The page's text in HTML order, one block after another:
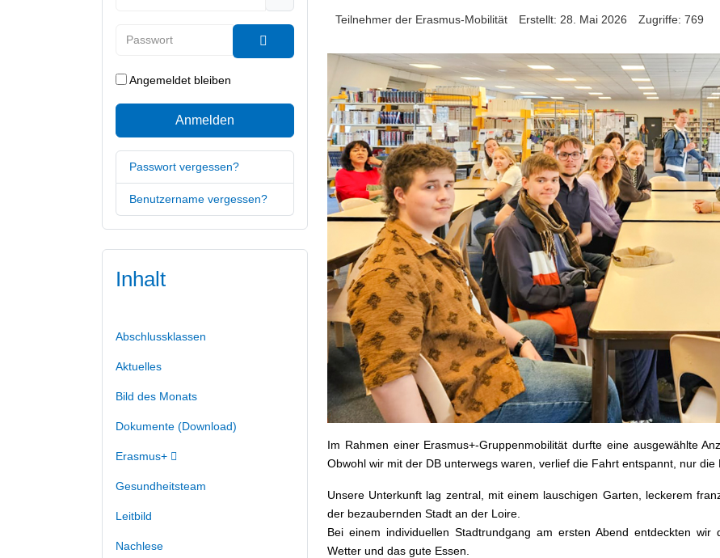
Passwort anzeigen
Angemeldet bleiben
Anmelden
Passwort vergessen?
Benutzername vergessen?
Inhalt
Abschlussklassen
Aktuelles
Bild des Monats
Dokumente (Download)
Erasmus+
Gesundheitsteam
Leitbild
Nachlese
Teilnehmer der Erasmus-Mobilität Erstellt: 28. Mai 2026 Zugriffe: 769
Im Rahmen einer Erasmus+-Gruppenmobilität durfte eine ausgewählte
Obwohl wir mit der DB unterwegs waren, verlief die Fahrt entspannt, nur
Unsere Unterkunft lag zentral, mit einem lauschigen Garten, leckerem
der bezaubernden Stadt an der Loire.
Bei einem individuellen Stadtrundgang am ersten Abend entdeckten
Wetter und das gute Essen.